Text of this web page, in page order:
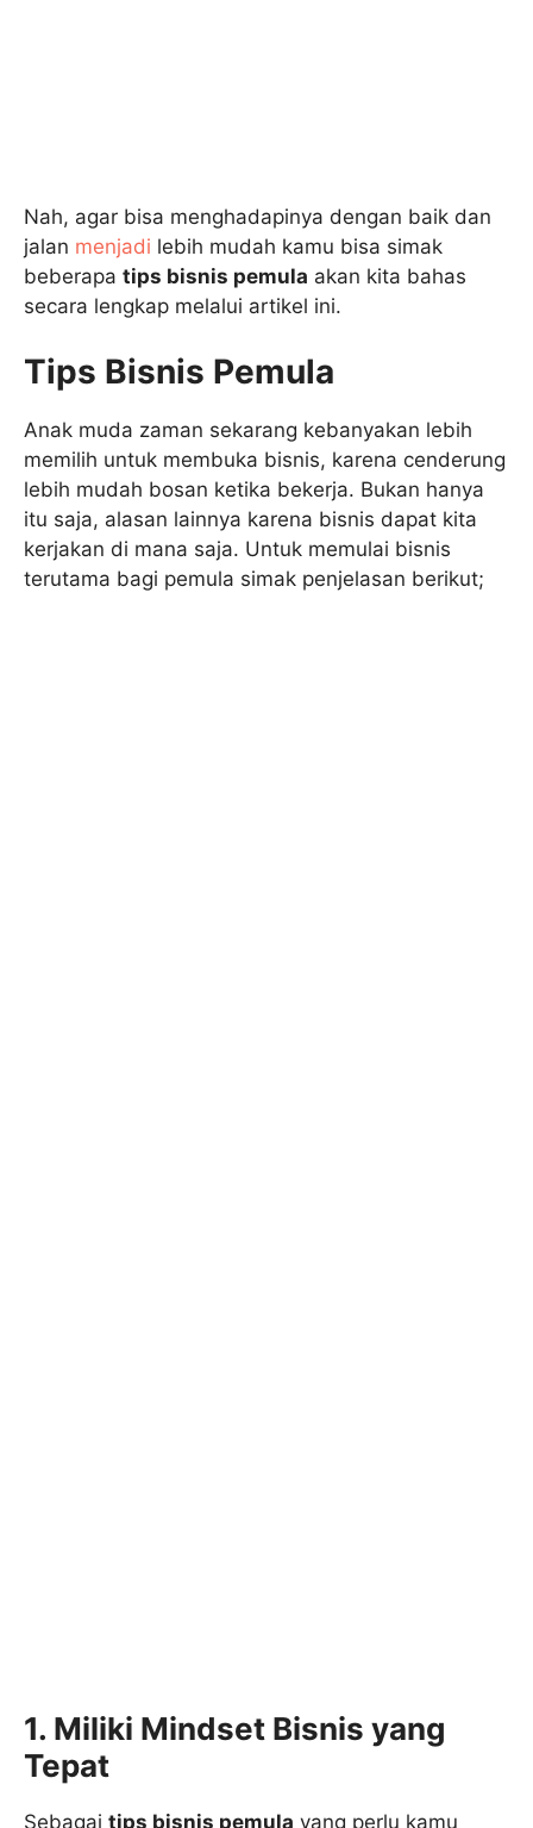
Nah, agar bisa menghadapinya dengan baik dan
jalan menjadi lebih mudah kamu bisa simak
beberapa tips bisnis pemula akan kita bahas
secara lengkap melalui artikel ini.
Tips Bisnis Pemula
Anak muda zaman sekarang kebanyakan lebih
memilih untuk membuka bisnis, karena cenderung
lebih mudah bosan ketika bekerja. Bukan hanya
itu saja, alasan lainnya karena bisnis dapat kita
kerjakan di mana saja. Untuk memulai bisnis
terutama bagi pemula simak penjelasan berikut;
1. Miliki Mindset Bisnis yang
Tepat
Sebagai tips bisnis pemula yang perlu kamu